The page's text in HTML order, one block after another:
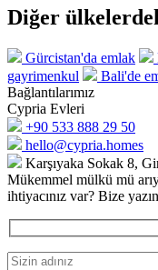
Diğer
Gürcistan'da emlak
gayrimenkul
Bali'de
Bağlantılarımız
Cypria Evleri
+90 533 888 29 50
hello@cypria.homes
Karşıyaka Sokak 8,
Mükemmel mülkü mü
ihtiyacınız var? Bize